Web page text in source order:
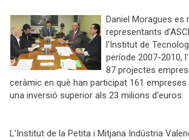
Daniel Moragues es
representants
l'Institut de
període 2007-2010,
87 projectes
ceràmic en què han participat 161
una inversió superior als 23 milions d'euros.
L'Institut de la Petita i Mitjana Indústria